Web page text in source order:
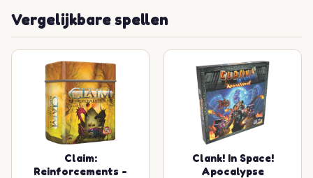
Vergelijkbare spellen
Claim:
Reinforcements -
Clank! In Space!
Apocalypse